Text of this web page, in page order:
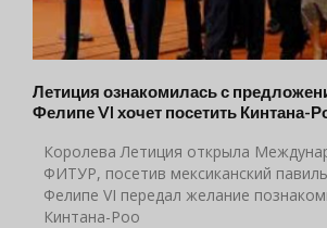
Летиция ознакомилась с
Фелипе VI хочет посетить Кинтана-
Королева Летиция открыла
ФИТУР, посетив мексиканский
Фелипе VI передал желание
Кинтана-Роо